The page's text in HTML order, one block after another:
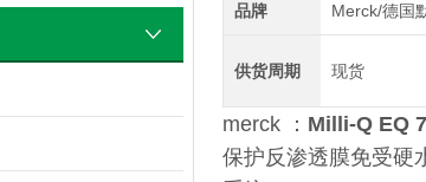
品牌 Merck/德国
供货周期 现货
merck ： Milli-Q EQ
保护反渗透膜免受硬